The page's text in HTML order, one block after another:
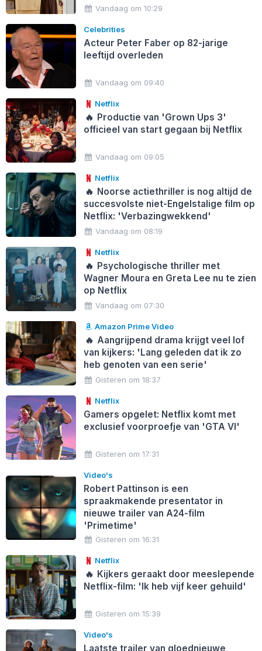
Vandaag om 10:29
Celebrities
Acteur Peter Faber op 82-jarige
leeftijd overleden
Vandaag om 09:40
Netflix
🔥 Productie van 'Grown Ups 3'
officieel van start gegaan bij Netflix
Vandaag om 09:05
Netflix
🔥 Noorse actiethriller is nog altijd de
succesvolste niet-Engelstalige film op
Netflix: 'Verbazingwekkend'
Vandaag om 08:19
Netflix
🔥 Psychologische thriller met
Wagner Moura en Greta Lee nu te zien
op Netflix
Vandaag om 07:30
Amazon Prime Video
🔥 Aangrijpend drama krijgt veel lof
van kijkers: 'Lang geleden dat ik zo
heb genoten van een serie'
Gisteren om 18:37
Netflix
Gamers opgelet: Netflix komt met
exclusief voorproefje van 'GTA VI'
Gisteren om 17:31
Video's
Robert Pattinson is een
spraakmakende presentator in
nieuwe trailer van A24-film
'Primetime'
Gisteren om 16:31
Netflix
🔥 Kijkers geraakt door meeslepende
Netflix-film: 'Ik heb vijf keer gehuild'
Gisteren om 15:39
Video's
Laatste trailer van gloednieuwe